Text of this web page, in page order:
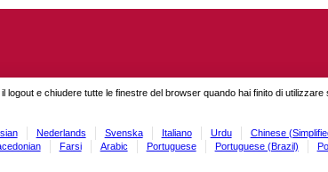
logout e chiudere tutte le finestre del browser quando hai finito di
Nederlands Svenska Italiano Urdu Chinese
Farsi Arabic Portuguese Portuguese (Brazil)